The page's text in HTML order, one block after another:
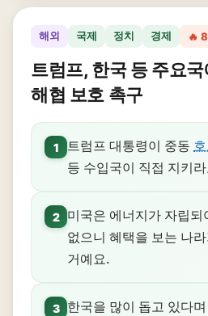
해외 국제 정치 경제 🔥
트럼프, 한국 등 주요
해협 보호 촉구
1 트럼프 대통령이 중동
등 수입국이 직접 지키
2
미국은 에너지가 자립
없으니 혜택을 보는 나
거예요.
3
한국을 많이 돕고 있다